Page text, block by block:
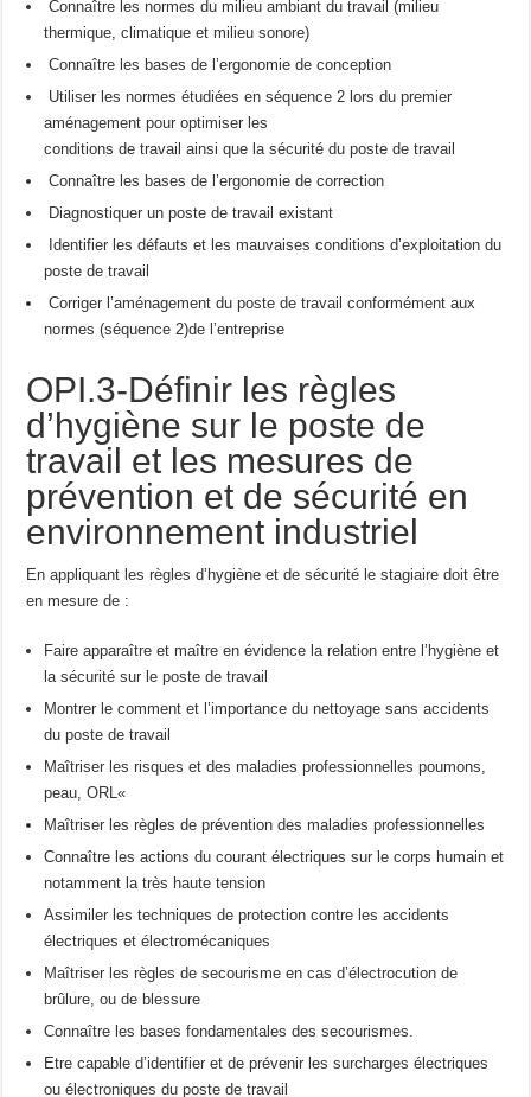
Connaître les normes du milieu ambiant du travail (milieu
thermique, climatique et milieu sonore)
Connaître les bases de l’ergonomie de conception
Utiliser les normes étudiées en séquence 2 lors du premier
aménagement pour optimiser les
conditions de travail ainsi que la sécurité du poste de travail
Connaître les bases de l’ergonomie de correction
Diagnostiquer un poste de travail existant
Identifier les défauts et les mauvaises conditions d’exploitation du
poste de travail
Corriger l’aménagement du poste de travail conformément aux
normes (séquence 2)de l’entreprise
OPI.3-Définir les règles
d’hygiène sur le poste de
travail et les mesures de
prévention et de sécurité en
environnement industriel
En appliquant les règles d’hygiène et de sécurité le stagiaire doit être
en mesure de :
Faire apparaître et maître en évidence la relation entre l’hygiène et
la sécurité sur le poste de travail
Montrer le comment et l’importance du nettoyage sans accidents
du poste de travail
Maîtriser les risques et des maladies professionnelles poumons,
peau, ORL«
Maîtriser les règles de prévention des maladies professionnelles
Connaître les actions du courant électriques sur le corps humain et
notamment la très haute tension
Assimiler les techniques de protection contre les accidents
électriques et électromécaniques
Maîtriser les règles de secourisme en cas d’électrocution de
brûlure, ou de blessure
Connaître les bases fondamentales des secourismes.
Etre capable d’identifier et de prévenir les surcharges électriques
ou électroniques du poste de travail